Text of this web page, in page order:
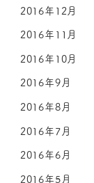
2016年12月
2016年11月
2016年10月
2016年9月
2016年8月
2016年7月
2016年6月
2016年5月